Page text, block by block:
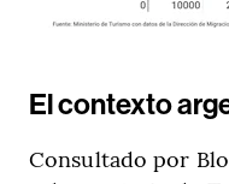
El contexto
Consultado por